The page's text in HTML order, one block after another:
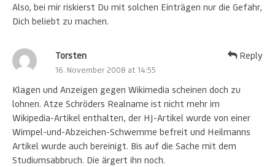
Also, bei mir riskierst Du mit solchen Einträgen nur die Gefahr,
Dich beliebt zu machen.
Torsten
16. November 2008 at 14:55
Klagen und Anzeigen gegen Wikimedia scheinen doch zu
lohnen. Atze Schröders Realname ist nicht mehr im
Wikipedia-Artikel enthalten, der HJ-Artikel wurde von einer
Wimpel-und-Abzeichen-Schwemme befreit und Heilmanns
Artikel wurde auch bereinigt. Bis auf die Sache mit dem
Studiumsabbruch. Die ärgert ihn noch.
Reply